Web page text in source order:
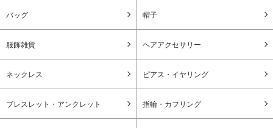
バッグ 帽子
服飾雑貨 ヘアアクセサリー
ネックレス ピアス・イヤリング
ブレスレット・アンクレット 指輪・カフリング